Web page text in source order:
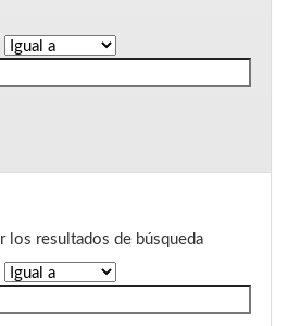
los resultados de búsqueda